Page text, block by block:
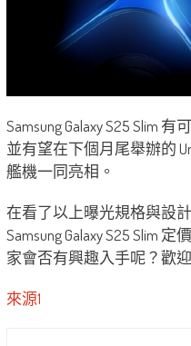
Samsung Galaxy S25 Slim
並有望在下個月尾舉辦的
艦機一同亮相。
在看了以上曝光規格與設
Samsung Galaxy S25 Slim
家會否有興趣入手呢？歡
來源1